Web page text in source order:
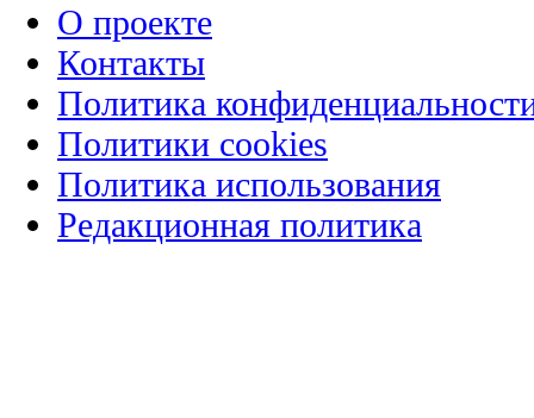
О проекте
Контакты
Политика
Политики cookies
Политика использования
Редакционная политика